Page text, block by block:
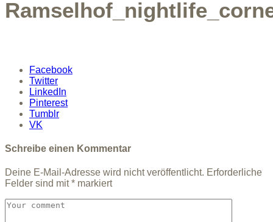
Facebook
Twitter
LinkedIn
Pinterest
Tumblr
VK
Schreibe einen Kommentar
Deine E-Mail-Adresse wird nicht veröffentlicht. Erforderliche
Felder sind mit* markiert